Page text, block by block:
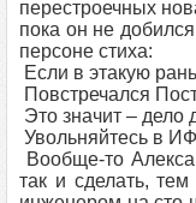
перестроечных
пока он не
персоне стиха:
Если в этакую рань
Повстречался
Это значит – дело
Увольняйтесь в
Вообще-то
так и сделать,